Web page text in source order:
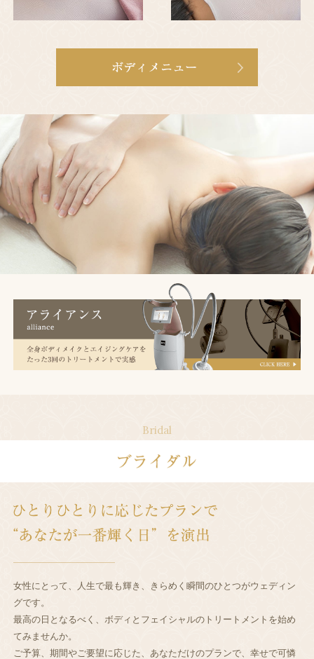
Bridal
女性にとって、人生で最も輝き、きらめく瞬間のひとつがウェディン
グです。
最高の日となるべく、ボディとフェイシャルのトリートメントを始め
てみませんか。
ご予算、期間やご要望に応じた、あなただけのプランで、幸せで可憐